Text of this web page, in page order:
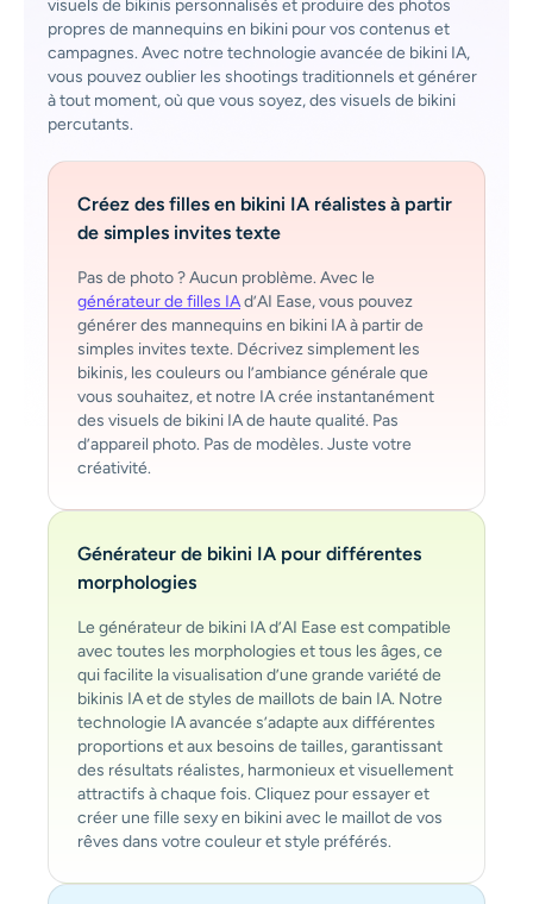
visuels de bikinis personnalisés et produire des photos
propres de mannequins en bikini pour vos contenus et
campagnes. Avec notre technologie avancée de bikini IA,
vous pouvez oublier les shootings traditionnels et générer
à tout moment, où que vous soyez, des visuels de bikini
percutants.
Créez des filles en bikini IA réalistes à partir
de simples invites texte
Pas de photo ? Aucun problème. Avec le
générateur de filles IAd’AI Ease, vous pouvez
générer des mannequins en bikini IA à partir de
simples invites texte. Décrivez simplement les
bikinis, les couleurs ou l’ambiance générale que
vous souhaitez, et notre IA crée instantanément
des visuels de bikini IA de haute qualité. Pas
d’appareil photo. Pas de modèles. Juste votre
créativité.
Générateur de bikini IA pour différentes
morphologies
Le générateur de bikini IA d’AI Ease est compatible
avec toutes les morphologies et tous les âges, ce
qui facilite la visualisation d’une grande variété de
bikinis IA et de styles de maillots de bain IA. Notre
technologie IA avancée s’adapte aux différentes
proportions et aux besoins de tailles, garantissant
des résultats réalistes, harmonieux et visuellement
attractifs à chaque fois. Cliquez pour essayer et
créer une fille sexy en bikini avec le maillot de vos
rêves dans votre couleur et style préférés.